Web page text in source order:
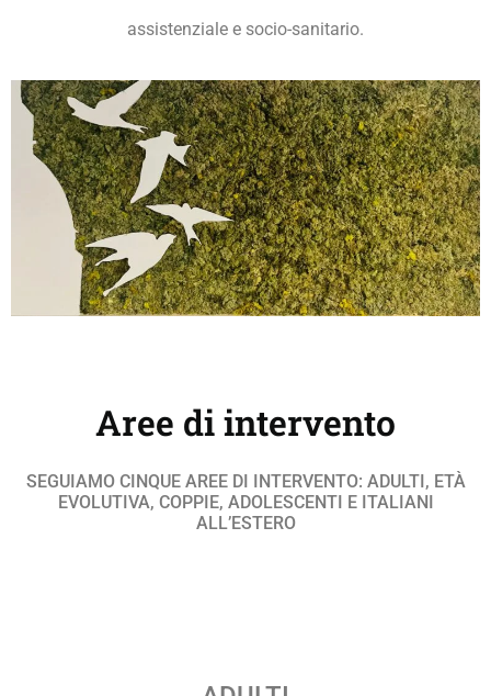
assistenziale e socio-sanitario.
Aree di intervento
SEGUIAMO CINQUE AREE DI INTERVENTO: ADULTI, ETÀ
EVOLUTIVA, COPPIE, ADOLESCENTI E ITALIANI
ALL’ESTERO